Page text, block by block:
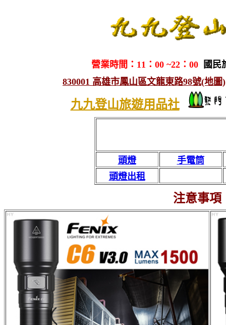
營業時間：11：00 ~22：00
國民
830001 高雄市鳳山區文龍東路98號(地圖)
九九登山旅遊用品社
頭燈
手電筒
頭燈出租
注意事項